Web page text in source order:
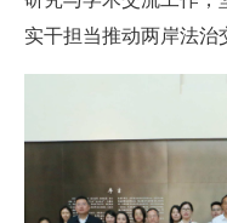
实干担当推动两岸法治